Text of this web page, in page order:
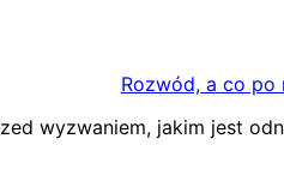
Rozwód, a co po
wyzwaniem, jakim jest